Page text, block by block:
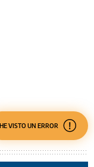
HE VISTO UN ERROR